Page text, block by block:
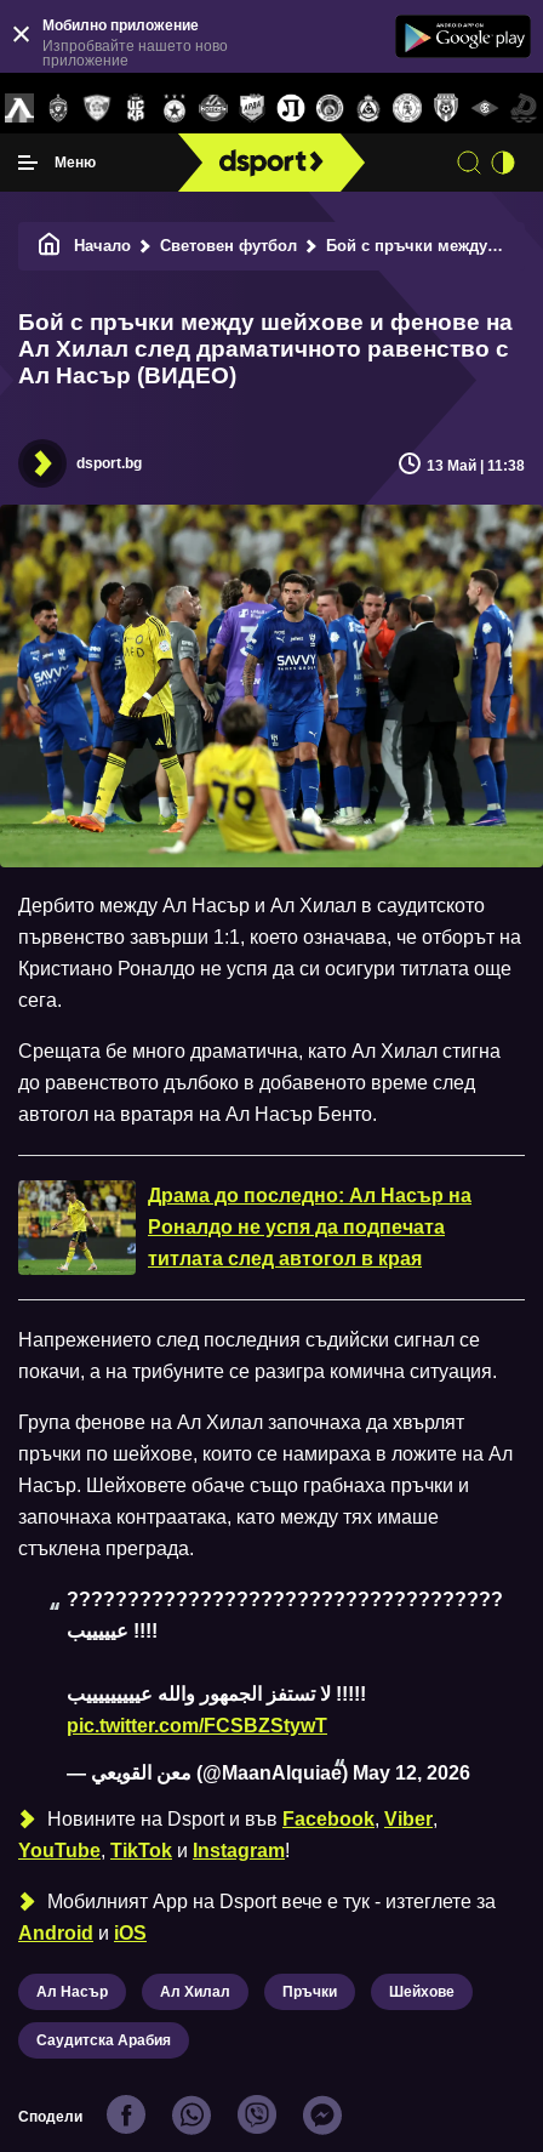
Мобилно приложение
Изпробвайте нашето ново
приложение
Меню
Начало Световен футбол Бой с пръчки между шейхове и фенове на Ал Хилал след драматичното равенство с Ал Насър (ВИДЕО)
Бой с пръчки между шейхове и фенове на
Ал Хилал след драматичното равенство с
Ал Насър (ВИДЕО)
dsport.bg 13 Май | 11:38
Дербито между Ал Насър и Ал Хилал в саудитското
първенство завърши 1:1, което означава, че отборът на
Кристиано Роналдо не успя да си осигури титлата още
сега.
Срещата бе много драматична, като Ал Хилал стигна
до равенството дълбоко в добавеното време след
автогол на вратаря на Ал Насър Бенто.
Драма до последно: Ал Насър на
Роналдо не успя да подпечата
титлата след автогол в края
Напрежението след последния съдийски сигнал се
покачи, а на трибуните се разигра комична ситуация.
Група фенове на Ал Хилал започнаха да хвърлят
пръчки по шейхове, които се намираха в ложите на Ал
Насър. Шейховете обаче също грабнаха пръчки и
започнаха контраатака, като между тях имаше
стъклена преграда.
????????????????????????????????????
عيييييب !!!!
لا تستفز الجمهور والله عيييييييييب !!!!!
pic.twitter.com/FCSBZStywT
— معن القويعي (@MaanAlquiae) May 12, 2026
Новините на Dsport и във Facebook, Viber,
YouTube, TikTok и Instagram!
Мобилният Аpp на Dsport вече е тук - изтеглете за
Android и iOS
Ал Насър Ал Хилал Пръчки Шейхове
Саудитска Арабия
Сподели